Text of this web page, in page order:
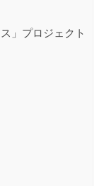
」プロジェクト